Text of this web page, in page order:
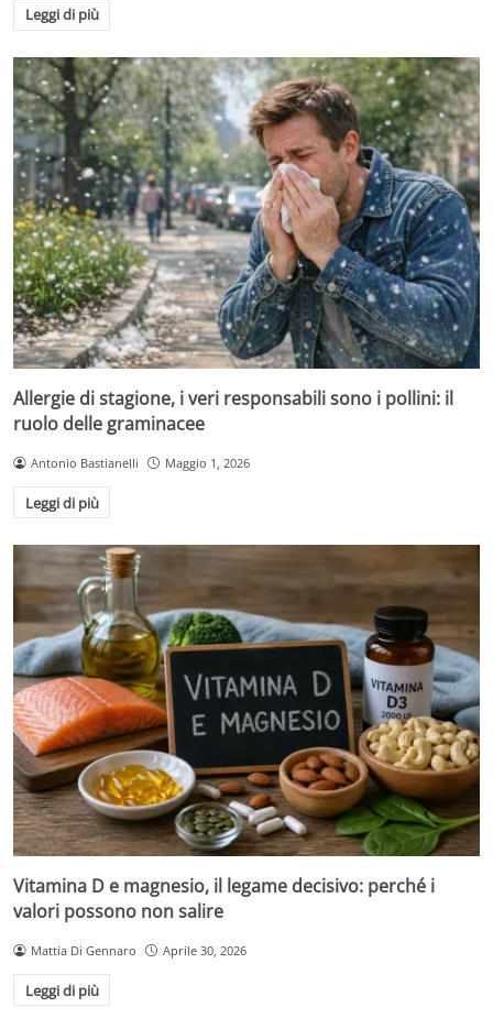
Leggi di più
Allergie di stagione, i veri responsabili sono i pollini: il
ruolo delle graminacee
Antonio Bastianelli Maggio 1, 2026
Leggi di più
Vitamina D e magnesio, il legame decisivo: perché i
valori possono non salire
Mattia Di Gennaro Aprile 30, 2026
Leggi di più